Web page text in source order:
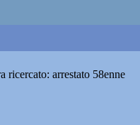
ricercato: arrestato 58enne